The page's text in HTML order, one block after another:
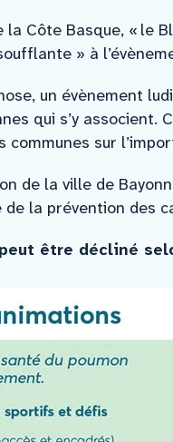
la Côte Basque, « le
» à
un évènement
qui s’y
sur
de la ville de
la prévention des
être décliné